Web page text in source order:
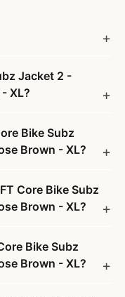
Jacket 2 -
XL?
Bike Subz
Brown - XL?
Core Bike Subz
Brown - XL?
Bike Subz
Brown - XL?